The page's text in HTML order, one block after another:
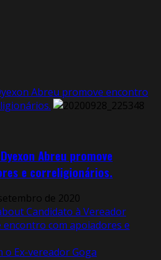
Abreu promove encontro
Abreu promove
e correligionários.
de 2020
Candidato à Vereador
com apoiadores e
o Ex-vereador Goga